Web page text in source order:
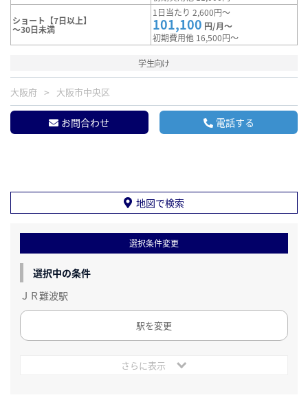
ショート【7日以上】
～30日未満
1日当たり 2,600円～
101,100 円/月～
初期費用他 16,500円～
学生向け
大阪府 大阪市中央区
お問合わせ 電話する
地図で検索
選択条件変更
選択中の条件
ＪＲ難波駅
駅を変更
さらに表示